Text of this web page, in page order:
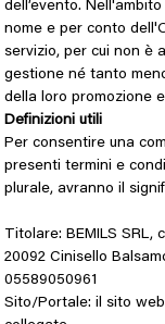
dell’evento.
nome e per conto
servizio, per cui non è
gestione né tanto
della loro promozione
Definizioni utili
Per consentire una
presenti termini e
plurale, avranno il
Titolare: BEMILS SRL,
20092 Cinisello
05589050961
Sito/Portale: il sito